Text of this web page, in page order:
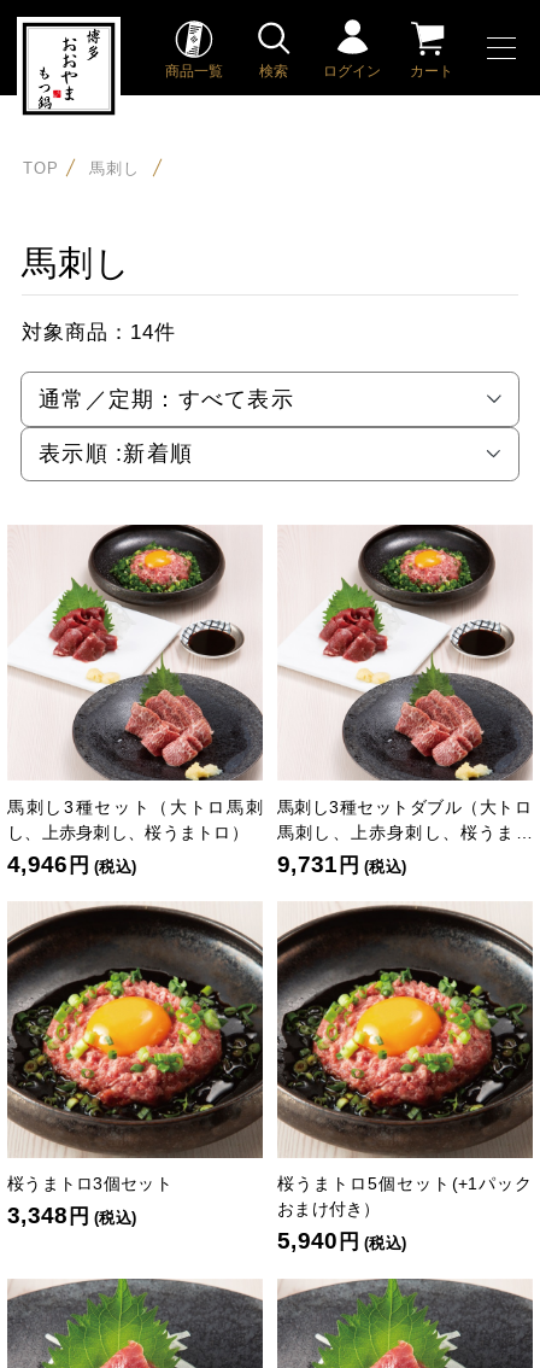
商品一覧 検索 ログイン カート
TOP 馬刺し
馬刺し
対象商品： 14件
通常／定期： すべて表示
表示順 :新着順
馬刺し3種セット（大トロ馬刺
し、上赤身刺し、桜うまトロ）
4,946 円 (税込)
馬刺し3種セットダブル（大トロ
馬刺し、上赤身刺し、桜うまト
ロ各2個）
9,731 円 (税込)
桜うまトロ3個セット
3,348 円 (税込)
桜うまトロ5個セット(+1パック
おまけ付き）
5,940 円 (税込)